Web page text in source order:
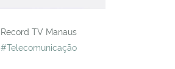
Record TV Manaus
#Telecomunicação